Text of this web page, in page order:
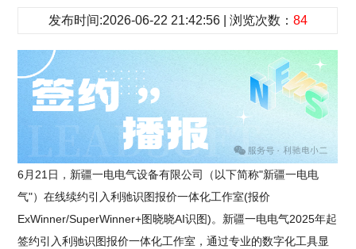
发布时间:2026-06-22 21:42:56 | 浏览次数： 84
6月21日，新疆一电电气设备有限公司（以下简称"新疆一电电
气"）在线续约引入利驰识图报价一体化工作室(报价
ExWinner/SuperWinner+图晓晓AI识图)。新疆一电电气2025年起
签约引入利驰识图报价一体化工作室，通过专业的数字化工具显